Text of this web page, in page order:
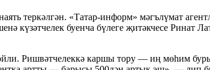
теркәлгән. «Татар-информ» мәгълүмат
күзәтчелек буенча бүлеге җитәкчесе
Ришвәтчелеккә каршы тору — иң мөһим